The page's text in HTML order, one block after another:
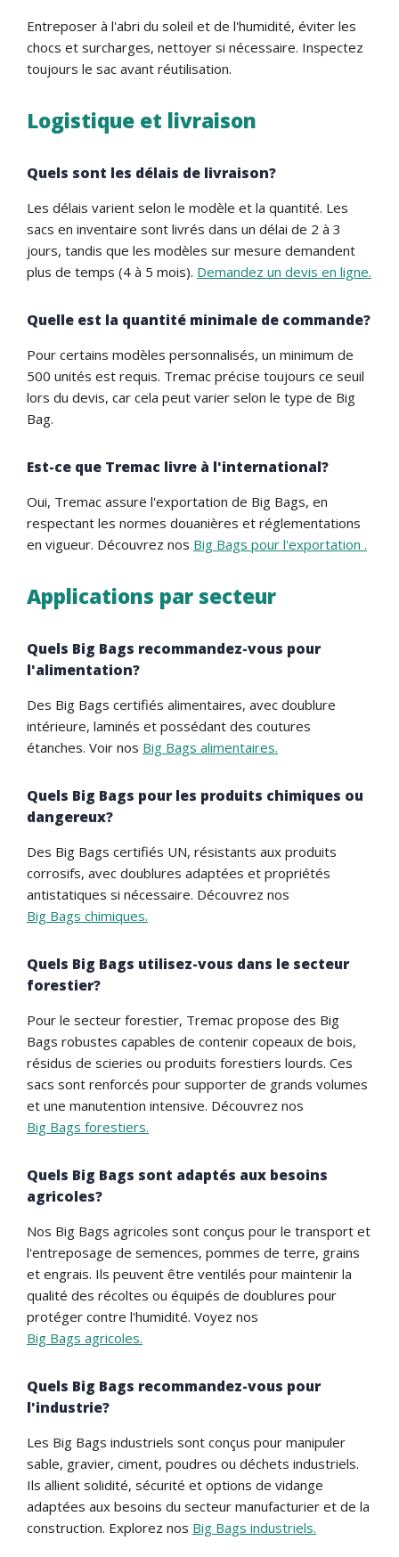
Entreposer à l'abri du soleil et de l'humidité, éviter les
chocs et surcharges, nettoyer si nécessaire. Inspectez
toujours le sac avant réutilisation.
Logistique et livraison
Quels sont les délais de livraison?
Les délais varient selon le modèle et la quantité. Les
sacs en inventaire sont livrés dans un délai de 2 à 3
jours, tandis que les modèles sur mesure demandent
plus de temps (4 à 5 mois). Demandez un devis en ligne.
Quelle est la quantité minimale de commande?
Pour certains modèles personnalisés, un minimum de
500 unités est requis. Tremac précise toujours ce seuil
lors du devis, car cela peut varier selon le type de Big
Bag.
Est-ce que Tremac livre à l'international?
Oui, Tremac assure l'exportation de Big Bags, en
respectant les normes douanières et réglementations
en vigueur. Découvrez nos Big Bags pour l'exportation .
Applications par secteur
Quels Big Bags recommandez-vous pour
l'alimentation?
Des Big Bags certifiés alimentaires, avec doublure
intérieure, laminés et possédant des coutures
étanches. Voir nos Big Bags alimentaires.
Quels Big Bags pour les produits chimiques ou
dangereux?
Des Big Bags certifiés UN, résistants aux produits
corrosifs, avec doublures adaptées et propriétés
antistatiques si nécessaire. Découvrez nos
Big Bags chimiques.
Quels Big Bags utilisez-vous dans le secteur
forestier?
Pour le secteur forestier, Tremac propose des Big
Bags robustes capables de contenir copeaux de bois,
résidus de scieries ou produits forestiers lourds. Ces
sacs sont renforcés pour supporter de grands volumes
et une manutention intensive. Découvrez nos
Big Bags forestiers.
Quels Big Bags sont adaptés aux besoins
agricoles?
Nos Big Bags agricoles sont conçus pour le transport et
l'entreposage de semences, pommes de terre, grains
et engrais. Ils peuvent être ventilés pour maintenir la
qualité des récoltes ou équipés de doublures pour
protéger contre l'humidité. Voyez nos
Big Bags agricoles.
Quels Big Bags recommandez-vous pour
l'industrie?
Les Big Bags industriels sont conçus pour manipuler
sable, gravier, ciment, poudres ou déchets industriels.
Ils allient solidité, sécurité et options de vidange
adaptées aux besoins du secteur manufacturier et de la
construction. Explorez nos Big Bags industriels.